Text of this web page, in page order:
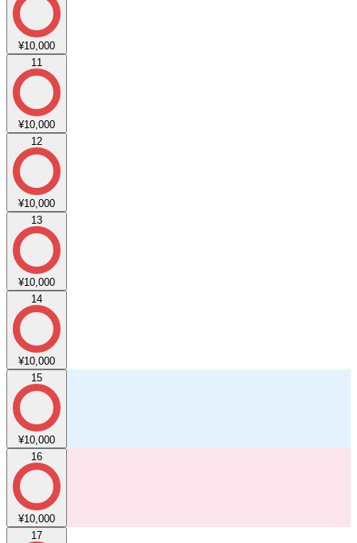
¥10,000
11
¥10,000
12
¥10,000
13
¥10,000
14
¥10,000
15
¥10,000
16
¥10,000
17